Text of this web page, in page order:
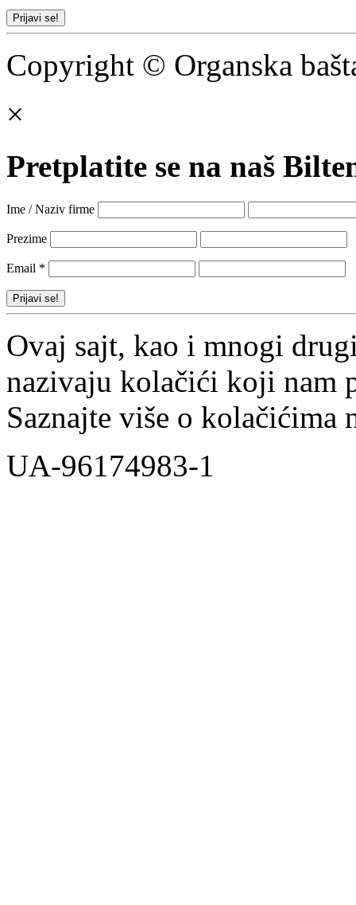
Copyright © Organska
×
Pretplatite se na naš
Ime / Naziv firme
Prezime
Email *
Ovaj sajt, kao i mnogi
nazivaju kolačići koji nam
Saznajte više o kolačićima
UA-96174983-1